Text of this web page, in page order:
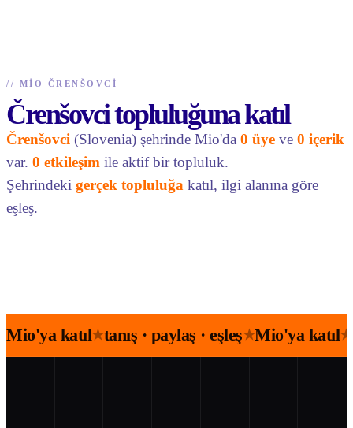
// MIO ČRENŠOVCI
Črenšovci topluluğuna katıl
Črenšovci (Slovenia) şehrinde Mio'da 0 üye ve 0 içerik
var. 0 etkileşim ile aktif bir topluluk.
Şehrindeki gerçek topluluğa katıl, ilgi alanına göre
eşleş.
Mio'ya katıl★tanış · paylaş · eşleş★Mio'ya katıl★